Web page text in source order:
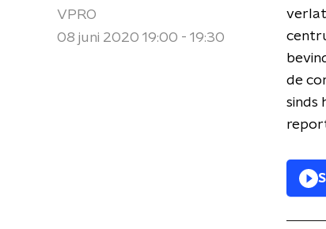
VPRO
08 juni 2020 19:00 - 19:30
de
sinds